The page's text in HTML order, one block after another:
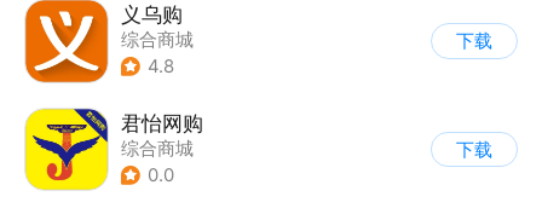
义乌购
综合商城
4.8
下载
君怡网购
综合商城
0.0
下载